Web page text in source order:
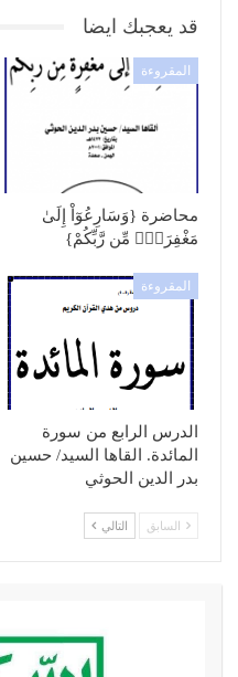
قد يعجبك ايضا
المقروءة
محاضرة {وَسَارِعُوٓاْ إِلَىٰ
مَغْفِرَةٍۢ مِّن رَّبِّكُمْ}
المقروءة
الدرس الرابع من سورة
المائدة. القاها السيد/ حسين
بدر الدين الحوثي
السابق التالي